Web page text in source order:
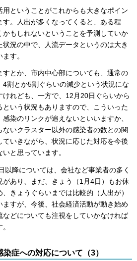
ということがこれからも大きなポイン
す。人出が多くなってくると、ある程
かもしれないということを予測していか
況の中で、人流データというのは大き
す。
とか、市内中心部についても、通常の
割とか5割ぐらいの減少という状況にな
けれども、一方で、12月20日ぐらいから
いう状況もありますので、こういった
染のリンクが追えないといいますか、
ないクラスター以外の感染者の数との関
いきながら、状況に応じた対応を今後
と思っています。
降については、会社など事業者の多く
あり、まだ、きょう（1月4日）もお休
きょうぐらいまでは比較的（人出が）
すが、今後、社会経済活動が動き始め
どについても注視をしていかなければ
症への対応について（3）